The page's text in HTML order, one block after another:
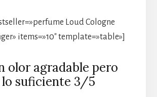
Loud Cologne
items=»10″ template=»table»]
olor agradable pero
lo suficiente 3/5